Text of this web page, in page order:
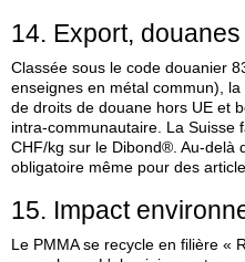
14. Export,
Classée sous le code douanier
enseignes en métal commun),
de droits de douane hors UE et
intra‑communautaire. La Suisse
CHF/kg sur le Dibond®. Au‑delà
obligatoire même pour des
15. Impact
Le PMMA se recycle en filière «